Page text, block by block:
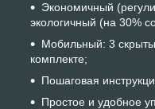
Экономичный
экологичный (на 30%
Мобильный: 3
комплекте;
Пошаговая
Простое и удобное